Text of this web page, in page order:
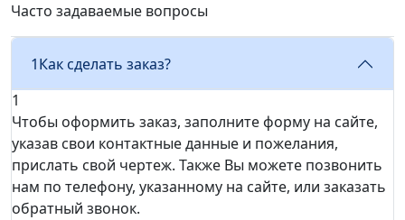
Часто задаваемые вопросы
1Как сделать заказ?
1
Чтобы оформить заказ, заполните форму на сайте,
указав свои контактные данные и пожелания,
прислать свой чертеж. Также Вы можете позвонить
нам по телефону, указанному на сайте, или заказать
обратный звонок.